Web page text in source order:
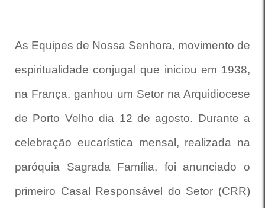
As Equipes de Nossa Senhora, movimento de
espiritualidade conjugal que iniciou em 1938,
na França, ganhou um Setor na Arquidiocese
de Porto Velho dia 12 de agosto. Durante a
celebração eucarística mensal, realizada na
paróquia Sagrada Família, foi anunciado o
primeiro Casal Responsável do Setor (CRR)